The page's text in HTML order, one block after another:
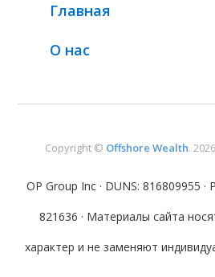
Главная
О нас
Copyright © Offshore Wealth.
OP Group Inc · DUNS: 816809955
821636 · Материалы сайта
характер и не заменяют